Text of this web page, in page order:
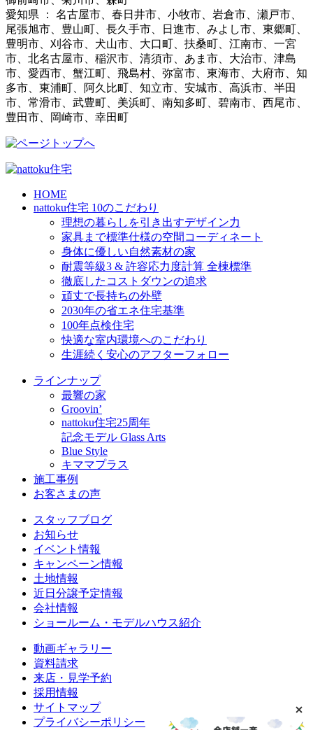
愛知県 ： 名古屋市、春日井市、小牧市、岩倉市、瀬戸市、
尾張旭市、豊山町、長久手市、日進市、みよし市、東郷町、
豊明市、刈谷市、犬山市、大口町、扶桑町、江南市、一宮
市、北名古屋市、稲沢市、清須市、あま市、大治市、津島
市、愛西市、蟹江町、飛島村、弥富市、東海市、大府市、知
多市、東浦町、阿久比町、知立市、安城市、高浜市、半田
市、常滑市、武豊町、美浜町、南知多町、碧南市、西尾市、
豊田市、岡崎市、幸田町
HOME
nattoku住宅 10のこだわり
理想の暮らしを引き出すデザイン力
家具まで標準仕様の空間コーディネート
身体に優しい自然素材の家
耐震等級3 & 許容応力度計算 全棟標準
徹底したコストダウンの追求
頑丈で長持ちの外壁
2030年の省エネ住宅基準
100年点検住宅
快適な室内環境へのこだわり
生涯続く安心のアフターフォロー
ラインナップ
最響の家
Groovin’
nattoku住宅25周年
記念モデル Glass Arts
Blue Style
キママプラス
施工事例
お客さまの声
スタッフブログ
お知らせ
イベント情報
キャンペーン情報
土地情報
近日分譲予定情報
会社情報
ショールーム・モデルハウス紹介
動画ギャラリー
資料請求
来店・見学予約
採用情報
サイトマップ
プライバシーポリシー